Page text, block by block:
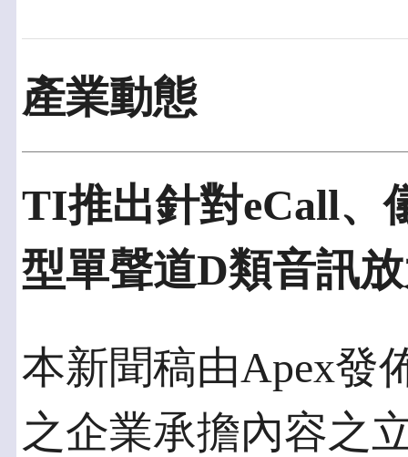
產業動態
TI推出針對eCall、
型單聲道D類音訊
本新聞稿由Apex發
之企業承擔內容之